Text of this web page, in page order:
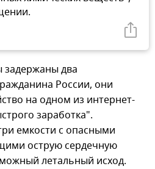
два
России, они
на одном из интернет-
заработка".
емкости с опасными
острую сердечную
летальный исход.